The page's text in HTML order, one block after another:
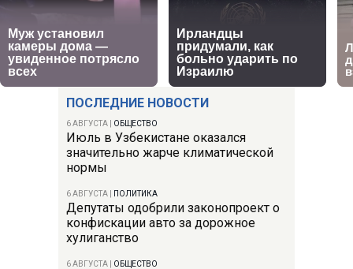
ПОСЛЕДНИЕ НОВОСТИ
6 АВГУСТА ОБЩЕСТВО
Июль в Узбекистане оказался
значительно жарче климатической
нормы
6 АВГУСТА ПОЛИТИКА
Депутаты одобрили законопроект о
конфискации авто за дорожное
хулиганство
6 АВГУСТА ОБЩЕСТВО